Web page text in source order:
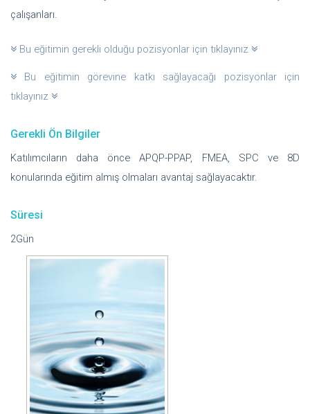
çalışanları.
Bu eğitimin gerekli olduğu pozisyonlar için tıklayınız
Bu eğitimin görevine katkı sağlayacağı pozisyonlar için
tıklayınız
Gerekli Ön Bilgiler
Katılımcıların daha önce APQP-PPAP, FMEA, SPC ve 8D
konularında eğitim almış olmaları avantaj sağlayacaktır.
Süresi
2Gün